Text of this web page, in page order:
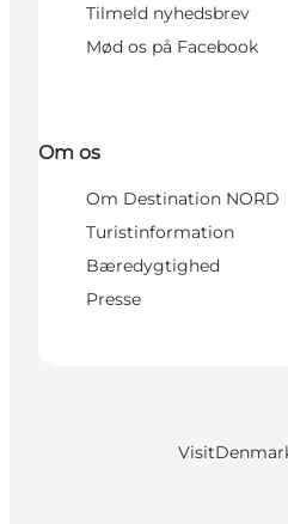
Tilmeld nyhedsbrev
Mød os på Facebook
Om os
Om Destination NORD
Turistinformation
Bæredygtighed
Presse